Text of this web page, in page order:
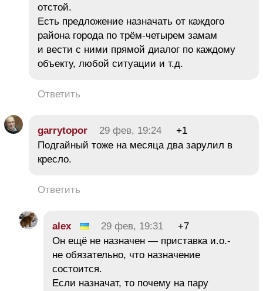
отстой.
Есть предложение назначать от каждого
района города по трём-четырем замам
и вести с ними прямой диалог по каждому
объекту, любой ситуации и т.д.
Ответить
garrytopor 29 фев, 19:24
+1
Подгайный тоже на месяца два зарулил в
кресло.
Ответить
alex 29 фев, 19:31
+7
Он ещё не назначен — приставка и.о.-
не обязательно, что назначение
состоится.
Если назначат, то почему на пару